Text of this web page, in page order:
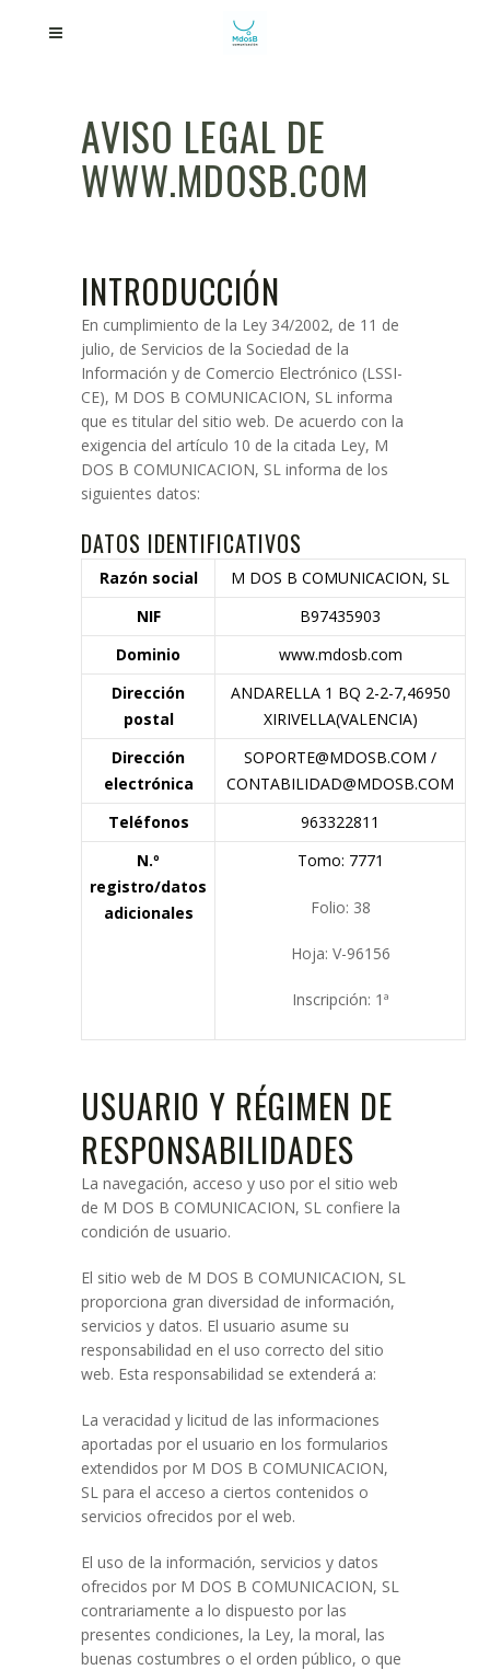
AVISO LEGAL DE
WWW.MDOSB.COM
INTRODUCCIÓN
En cumplimiento de la Ley 34/2002, de 11 de
julio, de Servicios de la Sociedad de la
Información y de Comercio Electrónico (LSSI-
CE), M DOS B COMUNICACION, SL informa
que es titular del sitio web. De acuerdo con la
exigencia del artículo 10 de la citada Ley, M
DOS B COMUNICACION, SL informa de los
siguientes datos:
DATOS IDENTIFICATIVOS
Razón social
M DOS B COMUNICACION, SL
NIF
B97435903
Dominio
www.mdosb.com
Dirección
postal
ANDARELLA 1 BQ 2-2-7,46950
XIRIVELLA(VALENCIA)
Dirección
electrónica
SOPORTE@MDOSB.COM /
CONTABILIDAD@MDOSB.COM
Teléfonos
963322811
N.º
registro/datos
adicionales
Tomo: 7771
Folio: 38
Hoja: V-96156
Inscripción: 1ª
USUARIO Y RÉGIMEN DE
RESPONSABILIDADES
La navegación, acceso y uso por el sitio web
de M DOS B COMUNICACION, SL confiere la
condición de usuario.
El sitio web de M DOS B COMUNICACION, SL
proporciona gran diversidad de información,
servicios y datos. El usuario asume su
responsabilidad en el uso correcto del sitio
web. Esta responsabilidad se extenderá a:
La veracidad y licitud de las informaciones
aportadas por el usuario en los formularios
extendidos por M DOS B COMUNICACION,
SL para el acceso a ciertos contenidos o
servicios ofrecidos por el web.
El uso de la información, servicios y datos
ofrecidos por M DOS B COMUNICACION, SL
contrariamente a lo dispuesto por las
presentes condiciones, la Ley, la moral, las
buenas costumbres o el orden público, o que